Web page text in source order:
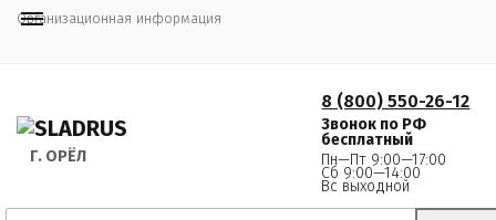
Организационная информация
Г. ОРЁЛ
8 (800) 550-26-12
Звонок по РФ
бесплатный
Пн—Пт 9:00—17:00
Сб 9:00—14:00
Вс выходной